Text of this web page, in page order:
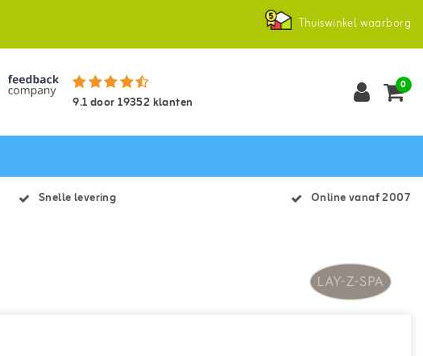
Thuiswinkel waarborg
9.1door19352klanten
0
Snelle levering Online vanaf 2007